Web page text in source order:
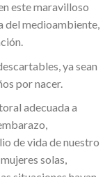
este maravilloso
del medioambiente,
ya sean
por nacer.
adecuada a
de vida de nuestro
solas,